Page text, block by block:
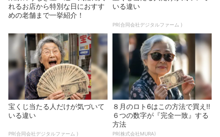
れるお店から特別な日におすす
めの老舗まで一挙紹介！
いる違い
PR(合同会社デジタルファーム )
宝くじ当たる人だけが気づいて
いる違い
PR(合同会社デジタルファーム )
８月のロト6はこの方法で買え!!
６つの数字が『完全一致』する
方法
PR(株式会社MURA)